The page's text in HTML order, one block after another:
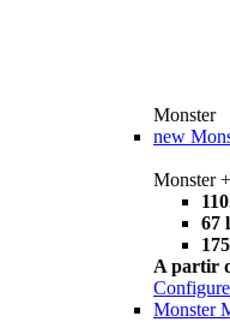
Monster
new
Monster +
67
A partir
Monster